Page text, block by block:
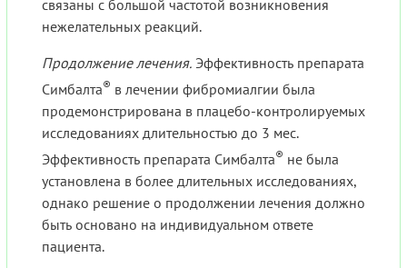
связаны с большой частотой возникновения
нежелательных реакций.
Продолжение лечения. Эффективность препарата
Симбалта® в лечении фибромиалгии была
продемонстрирована в плацебо-контролируемых
исследованиях длительностью до 3 мес.
Эффективность препарата Симбалта® не была
установлена в более длительных исследованиях,
однако решение о продолжении лечения должно
быть основано на индивидуальном ответе
пациента.